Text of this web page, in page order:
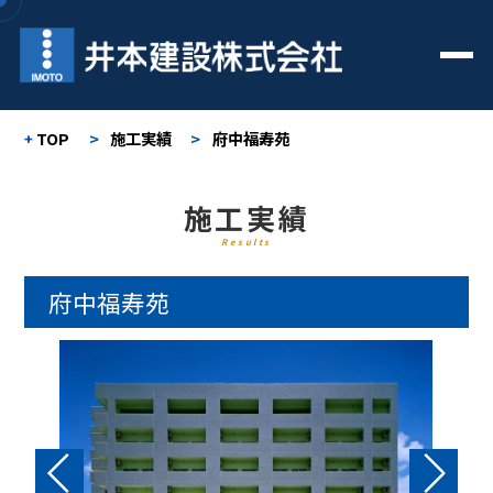
TOP > 施工実績 > 府中福寿苑
施工実績
Results
府中福寿苑